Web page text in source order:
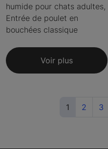
humide pour chats adultes,
Entrée de poulet en
bouchées classique
Voir plus
1 (current)
2 3